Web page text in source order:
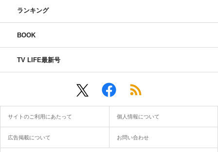
ランキング
BOOK
TV LIFE最新号
サイトのご利用にあたって 個人情報について
広告掲載について お問い合わせ